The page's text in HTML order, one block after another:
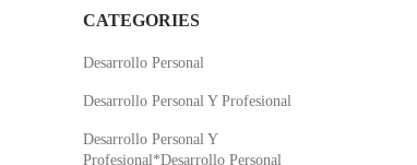
CATEGORIES
Desarrollo Personal
Desarrollo Personal Y Profesional
Desarrollo Personal Y
Profesional*Desarrollo Personal